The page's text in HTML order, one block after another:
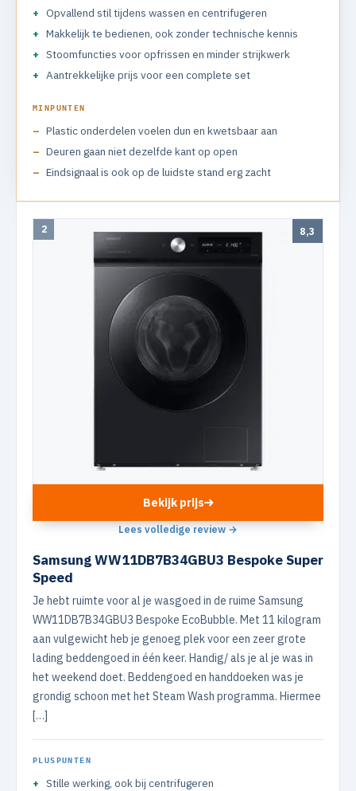
Opvallend stil tijdens wassen en centrifugeren
Makkelijk te bedienen, ook zonder technische kennis
Stoomfuncties voor opfrissen en minder strijkwerk
Aantrekkelijke prijs voor een complete set
MINPUNTEN
Plastic onderdelen voelen dun en kwetsbaar aan
Deuren gaan niet dezelfde kant op open
Eindsignaal is ook op de luidste stand erg zacht
2 8,3
Bekijk prijs
Lees volledige review →
Samsung WW11DB7B34GBU3 Bespoke Super
Speed
Je hebt ruimte voor al je wasgoed in de ruime Samsung
WW11DB7B34GBU3 Bespoke EcoBubble. Met 11 kilogram
aan vulgewicht heb je genoeg plek voor een zeer grote
lading beddengoed in één keer. Handig/ als je al je was in
het weekend doet. Beddengoed en handdoeken was je
grondig schoon met het Steam Wash programma. Hiermee
[…]
PLUSPUNTEN
Stille werking, ook bij centrifugeren